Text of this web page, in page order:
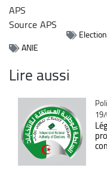
APS
SourceAPS
ANIE
Lire aussi